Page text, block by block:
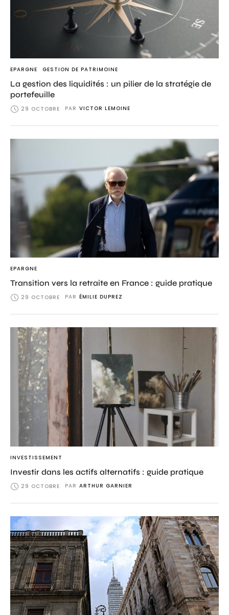
EPARGNE GESTION DE PATRIMOINE
La gestion des liquidités : un pilier de la stratégie de
portefeuille
29 OCTOBRE PAR VICTOR LEMOINE
EPARGNE
Transition vers la retraite en France : guide pratique
29 OCTOBRE PAR ÉMILIE DUPREZ
INVESTISSEMENT
Investir dans les actifs alternatifs : guide pratique
29 OCTOBRE PAR ARTHUR GARNIER